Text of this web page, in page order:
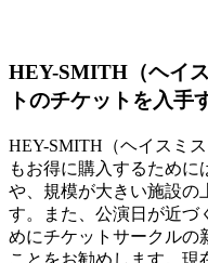
HEY-SMITH（ヘイ
トのチケットを入手
HEY-SMITH（ヘイスミ
もお得に購入するため
や、規模が大きい施設の
す。また、公演日が近づ
めにチケットサークルの
ことをお勧めします。現